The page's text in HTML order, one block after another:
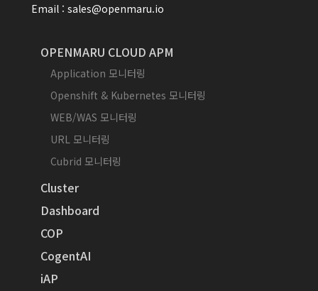
Email : sales@openmaru.io
OPENMARU CLOUD APM
Application 모니터링
Openshift & Kubernetes 모니터링
WEB/WAS 모니터링
URL 모니터링
Cubrid 모니터링
Cluster
Dashboard
COP
CogentAI
iAP